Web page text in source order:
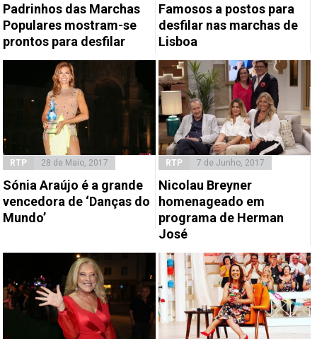
Padrinhos das Marchas
Populares mostram-se
prontos para desfilar
Famosos a postos para
desfilar nas marchas de
Lisboa
RTP 28 de Maio, 2017
Sónia Araújo é a grande
vencedora de ‘Danças do
Mundo’
RTP 7 de Junho, 2017
Nicolau Breyner
homenageado em
programa de Herman
José